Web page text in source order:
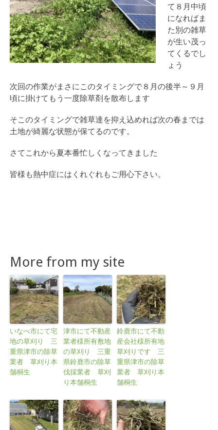
て８月中頃
になればま
た別の雑草
が生い茂っ
てくるでし
ょう
次回の作業がまさにこのタイミングで８月の後半～９月
頃に掛けてもう一度除草剤を散布します
そこのタイミングで雑草達を抑え込めれば次の春までは
土地が綺麗な状態が保てるのです。
さてこれから夏本番忙しくなってきました
皆様も熱中症にはくれぐれもご用心下さい。
More from my site
いなべ市にて宅
地の草刈り 三
重県津市の除草
業者 草刈り本
舗桐生
津市にて不動産
業者様所有敷地
の草刈り 三重
県鈴鹿市の除草
伐採業者 草刈
り本舗桐生
鈴鹿市にて不動
産会社様所有地
草刈りです 三
重県津市の除草
業者 草刈り本
舗桐生